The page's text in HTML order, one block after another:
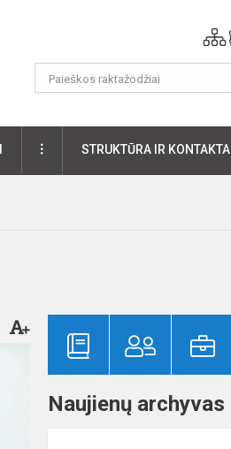
DAUGIAUSTRUKTŪRA IR KONTAKTAI
Naujienų archyvas